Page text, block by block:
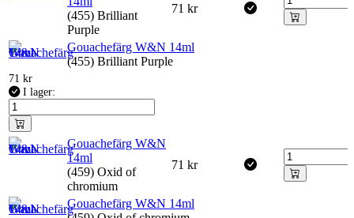
(455) Brilliant
Purple
71 kr
Gouachefärg W&N 14ml
(455) Brilliant Purple
71 kr
I lager:
Gouachefärg W&N
14ml
(459) Oxid of
chromium
71 kr
Gouachefärg W&N 14ml